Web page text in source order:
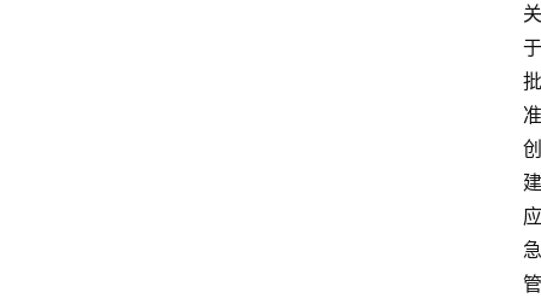
关
于
批
准
创
建
应
急
管